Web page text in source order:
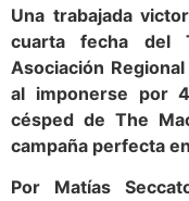
Una trabajada
cuarta fecha del
Asociación
al imponerse por
césped de The
campaña perfecta
Por Matías